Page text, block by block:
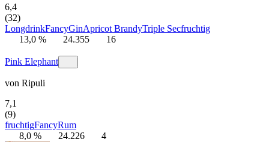
6,4
(32)
LongdrinkFancyGinApricot BrandyTriple Secfruchtig
13,0 %
24.355 16
Pink Elephant
von Ripuli
7,1
(9)
fruchtigFancyRum
8,0 %
24.226 4